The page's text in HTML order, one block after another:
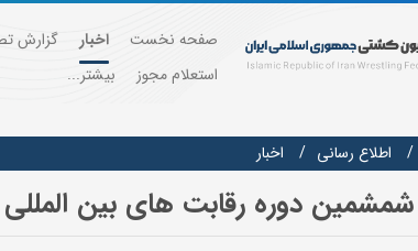
صفحه نخست اخبار گزارش
استعلام مجوز
بیشتر...
اطلاع رسانی اخبار
دوره رقابت های بین